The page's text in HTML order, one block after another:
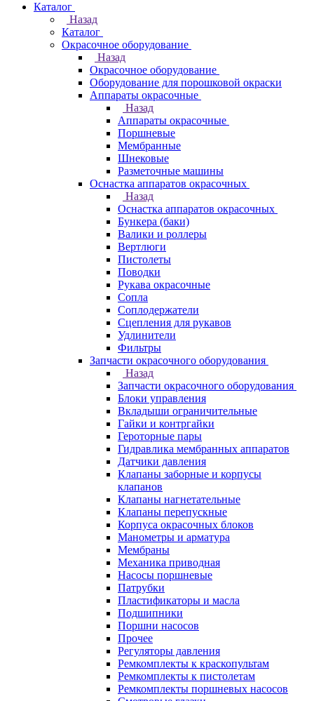
Каталог
Назад
Каталог
Окрасочное оборудование
Назад
Окрасочное оборудование
Оборудование для порошковой окраски
Аппараты окрасочные
Назад
Аппараты окрасочные
Поршневые
Мембранные
Шнековые
Разметочные машины
Оснастка аппаратов окрасочных
Назад
Оснастка аппаратов окрасочных
Бункера (баки)
Валики и роллеры
Вертлюги
Пистолеты
Поводки
Рукава окрасочные
Сопла
Соплодержатели
Сцепления для рукавов
Удлинители
Фильтры
Запчасти окрасочного оборудования
Назад
Запчасти окрасочного оборудования
Блоки управления
Вкладыши ограничительные
Гайки и контргайки
Героторные пары
Гидравлика мембранных аппаратов
Датчики давления
Клапаны заборные и корпусы
клапанов
Клапаны нагнетательные
Клапаны перепускные
Корпуса окрасочных блоков
Манометры и арматура
Мембраны
Механика приводная
Насосы поршневые
Патрубки
Пластификаторы и масла
Подшипники
Поршни насосов
Прочее
Регуляторы давления
Ремкомплекты к краскопультам
Ремкомплекты к пистолетам
Ремкомплекты поршневых насосов